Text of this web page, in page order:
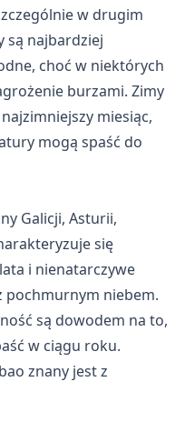
w drugim
są najbardziej
choć w niektórych
burzami. Zimy
miesiąc,
mogą spaść do
Galicji, Asturii,
się
i nienatarczywe
pochmurnym niebem.
są dowodem na to,
w ciągu roku.
znany jest z